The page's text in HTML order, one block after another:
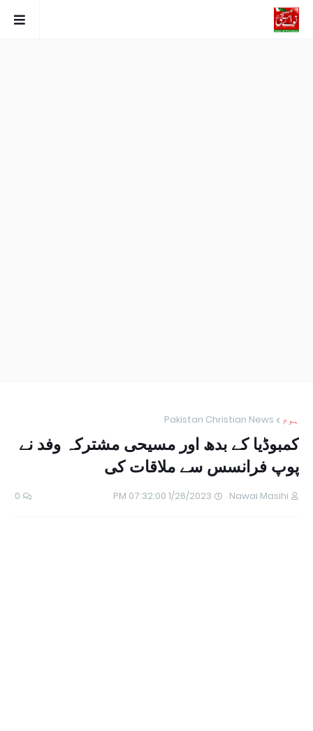
ہوم Pakistan Christian News
کمبوڈیا کے بدھ اور مسیحی مشترکہ وفد نے
پوپ فرانسس سے ملاقات کی
Nawai Masihi
1/26/2023 07:32:00 PM
0